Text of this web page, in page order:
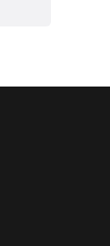
темы